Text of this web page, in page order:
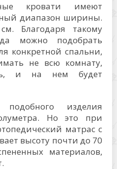
кровати имеют
диапазон ширины.
Благодаря такому
можно подобрать
конкретной спальни,
не всю комнату,
и на нем будет
изделия
Но это при
матрас с
высоту почти до 70
материалов,